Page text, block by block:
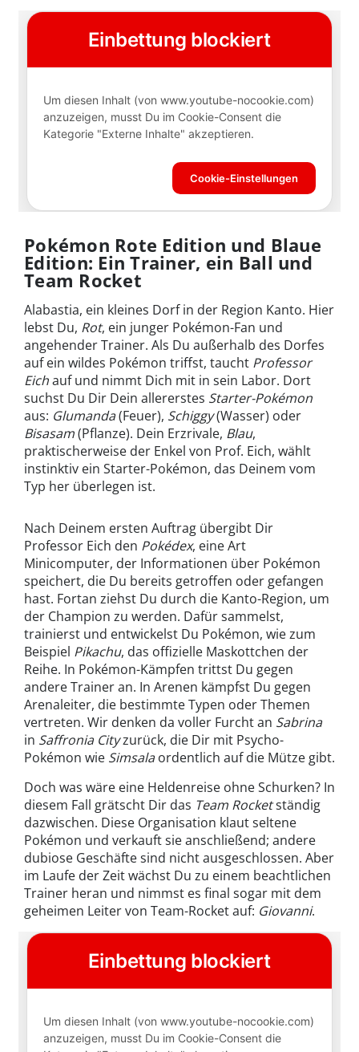
Pokémon Rote Edition und Blaue
Edition: Ein Trainer, ein Ball und
Team Rocket
Alabastia, ein kleines Dorf in der Region Kanto. Hier
lebst Du, Rot, ein junger Pokémon-Fan und
angehender Trainer. Als Du außerhalb des Dorfes
auf ein wildes Pokémon triffst, taucht Professor
Eichauf und nimmt Dich mit in sein Labor. Dort
suchst Du Dir Dein allererstes Starter-Pokémon
aus: Glumanda(Feuer), Schiggy(Wasser) oder
Bisasam(Pflanze). Dein Erzrivale, Blau,
praktischerweise der Enkel von Prof. Eich, wählt
instinktiv ein Starter-Pokémon, das Deinem vom
Typ her überlegen ist.
Nach Deinem ersten Auftrag übergibt Dir
Professor Eich den Pokédex, eine Art
Minicomputer, der Informationen über Pokémon
speichert, die Du bereits getroffen oder gefangen
hast. Fortan ziehst Du durch die Kanto-Region, um
der Champion zu werden. Dafür sammelst,
trainierst und entwickelst Du Pokémon, wie zum
Beispiel Pikachu, das offizielle Maskottchen der
Reihe. In Pokémon-Kämpfen trittst Du gegen
andere Trainer an. In Arenen kämpfst Du gegen
Arenaleiter, die bestimmte Typen oder Themen
vertreten. Wir denken da voller Furcht an Sabrina
in Saffronia Cityzurück, die Dir mit Psycho-
Pokémon wie Simsalaordentlich auf die Mütze gibt.
Doch was wäre eine Heldenreise ohne Schurken? In
diesem Fall grätscht Dir das Team Rocketständig
dazwischen. Diese Organisation klaut seltene
Pokémon und verkauft sie anschließend; andere
dubiose Geschäfte sind nicht ausgeschlossen. Aber
im Laufe der Zeit wächst Du zu einem beachtlichen
Trainer heran und nimmst es final sogar mit dem
geheimen Leiter von Team-Rocket auf: Giovanni.